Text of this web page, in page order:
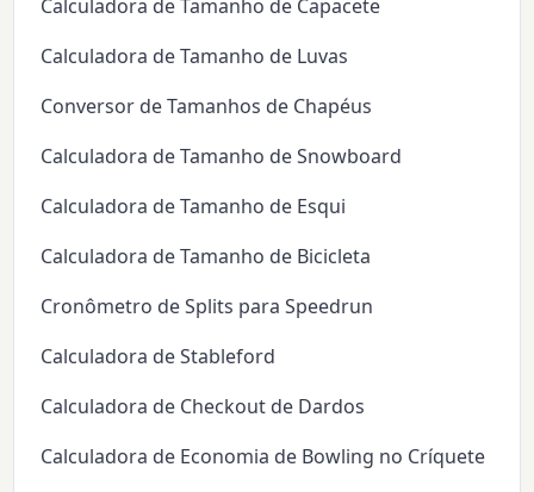
Calculadora de Tamanho de Capacete
Calculadora de Tamanho de Luvas
Conversor de Tamanhos de Chapéus
Calculadora de Tamanho de Snowboard
Calculadora de Tamanho de Esqui
Calculadora de Tamanho de Bicicleta
Cronômetro de Splits para Speedrun
Calculadora de Stableford
Calculadora de Checkout de Dardos
Calculadora de Economia de Bowling no Críquete